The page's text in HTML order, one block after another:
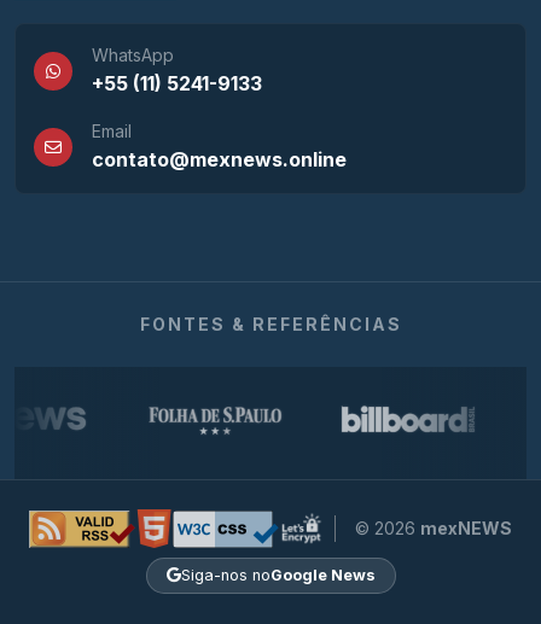
WhatsApp
+55 (11) 5241-9133
Email
contato@mexnews.online
FONTES & REFERÊNCIAS
© 2026 mexNEWS
Siga-nos noGoogle News